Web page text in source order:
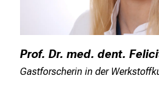
Prof. Dr. med. dent.
Gastforscherin in der